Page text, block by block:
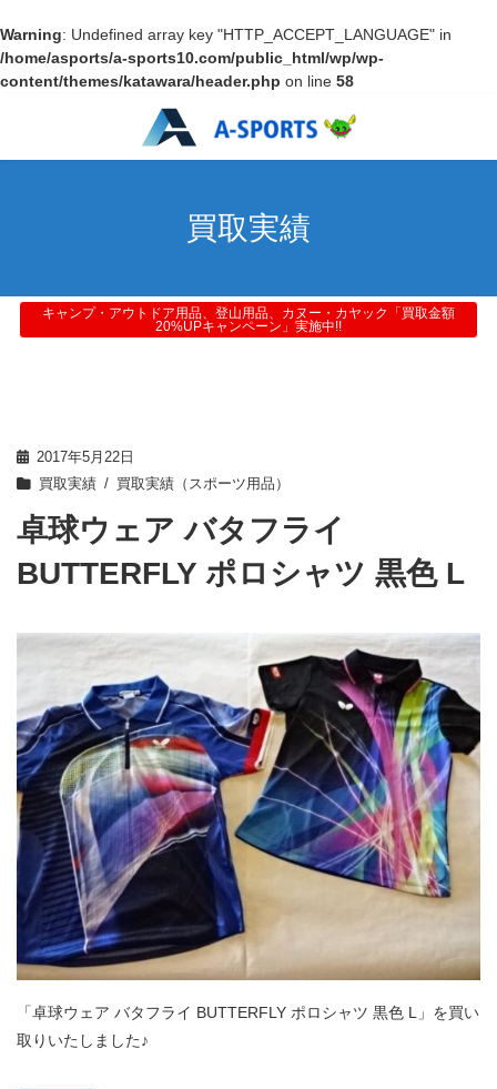
Warning: Undefined array key "HTTP_ACCEPT_LANGUAGE" in
/home/asports/a-sports10.com/public_html/wp/wp-
content/themes/katawara/header.php on line 58
買取実績
キャンプ・アウトドア用品、登山用品、カヌー・カヤック「買取金額
20%UPキャンペーン」実施中!!
2017年5月22日
買取実績
買取実績（スポーツ用品）
卓球ウェア バタフライ
BUTTERFLY ポロシャツ 黒色 L
「卓球ウェア バタフライ BUTTERFLY ポロシャツ 黒色 L」を買い
取りいたしました♪